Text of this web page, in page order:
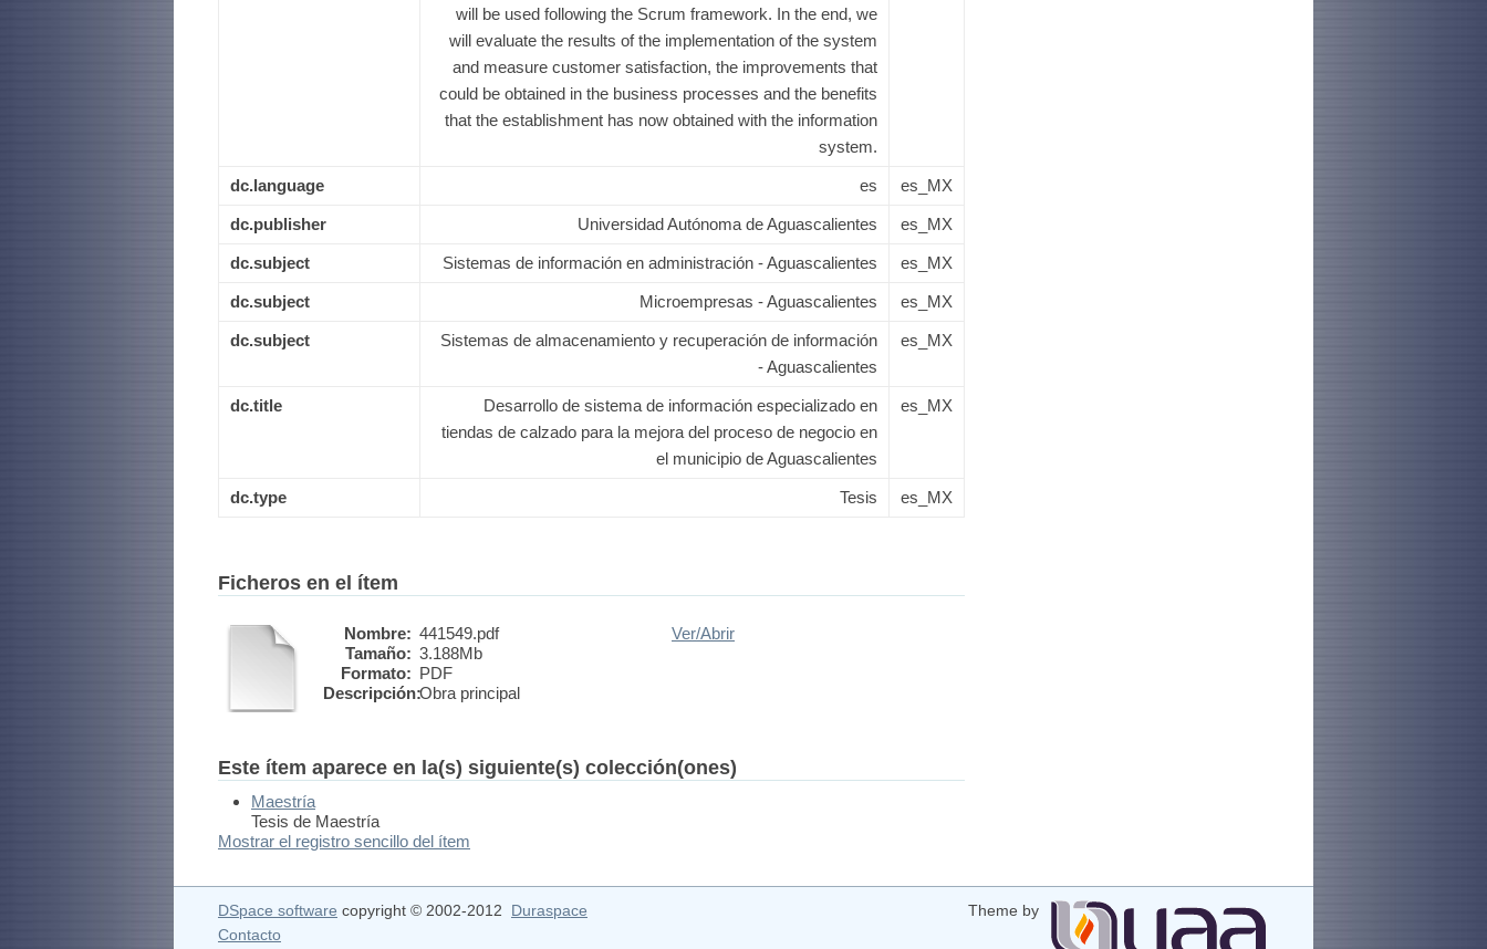
will be used following the Scrum framework. In the end, we
will evaluate the results of the implementation of the system
and measure customer satisfaction, the improvements that
could be obtained in the business processes and the benefits
that the establishment has now obtained with the information
system.
dc.language es es_MX
dc.publisher Universidad Autónoma de Aguascalientes es_MX
dc.subject Sistemas de información en administración - Aguascalientes es_MX
dc.subject Microempresas - Aguascalientes es_MX
dc.subject
Sistemas de almacenamiento y recuperación de información
- Aguascalientes
es_MX
dc.title
Desarrollo de sistema de información especializado en
tiendas de calzado para la mejora del proceso de negocio en
el municipio de Aguascalientes
es_MX
dc.type Tesis es_MX
Ficheros en el ítem
Nombre: 441549.pdf
Tamaño: 3.188Mb
Formato: PDF
Descripción:Obra principal
Ver/Abrir
Este ítem aparece en la(s) siguiente(s) colección(ones)
Maestría
Tesis de Maestría
Mostrar el registro sencillo del ítem
DSpace software copyright © 2002-2012 Duraspace
Theme by
Contacto